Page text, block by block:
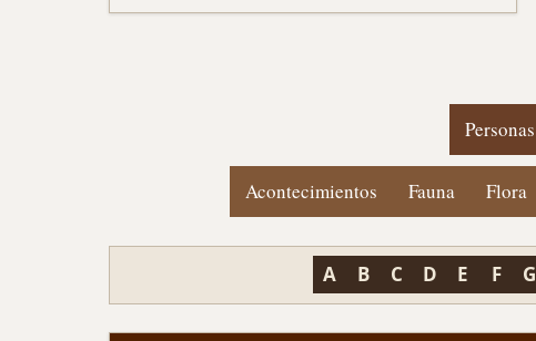
Personas
Acontecimientos Fauna Flora
A B C D E F G